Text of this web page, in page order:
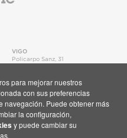
VIGO
Policarpo Sanz, 31
Mapa
Fundación Barrié
para mejorar nuestros
con sus preferencias
navegación. Puede obtener más
la configuración,
y puede cambiar su